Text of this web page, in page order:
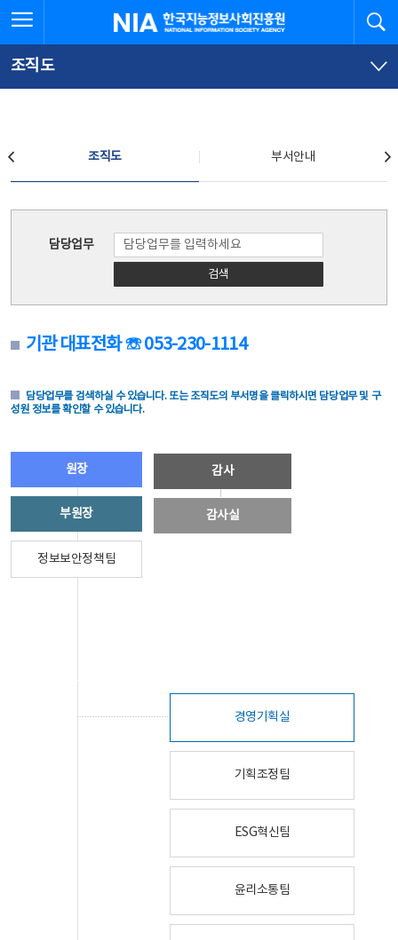
문
로
가
체
뉴
바
가
한국지능정보사회진흥원
조직도
조직도 부서안내
담당업무
검색
기관 대표전화 ☏ 053-230-1114
담당업무를 검색하실 수 있습니다. 또는 조직도의 부서명을 클릭하시면 담당업무 및 구
성원 정보를 확인할 수 있습니다.
원장
부원장
정보보안정책팀
감사
감사실
경영기획실
기획조정팀
ESG혁신팀
윤리소통팀